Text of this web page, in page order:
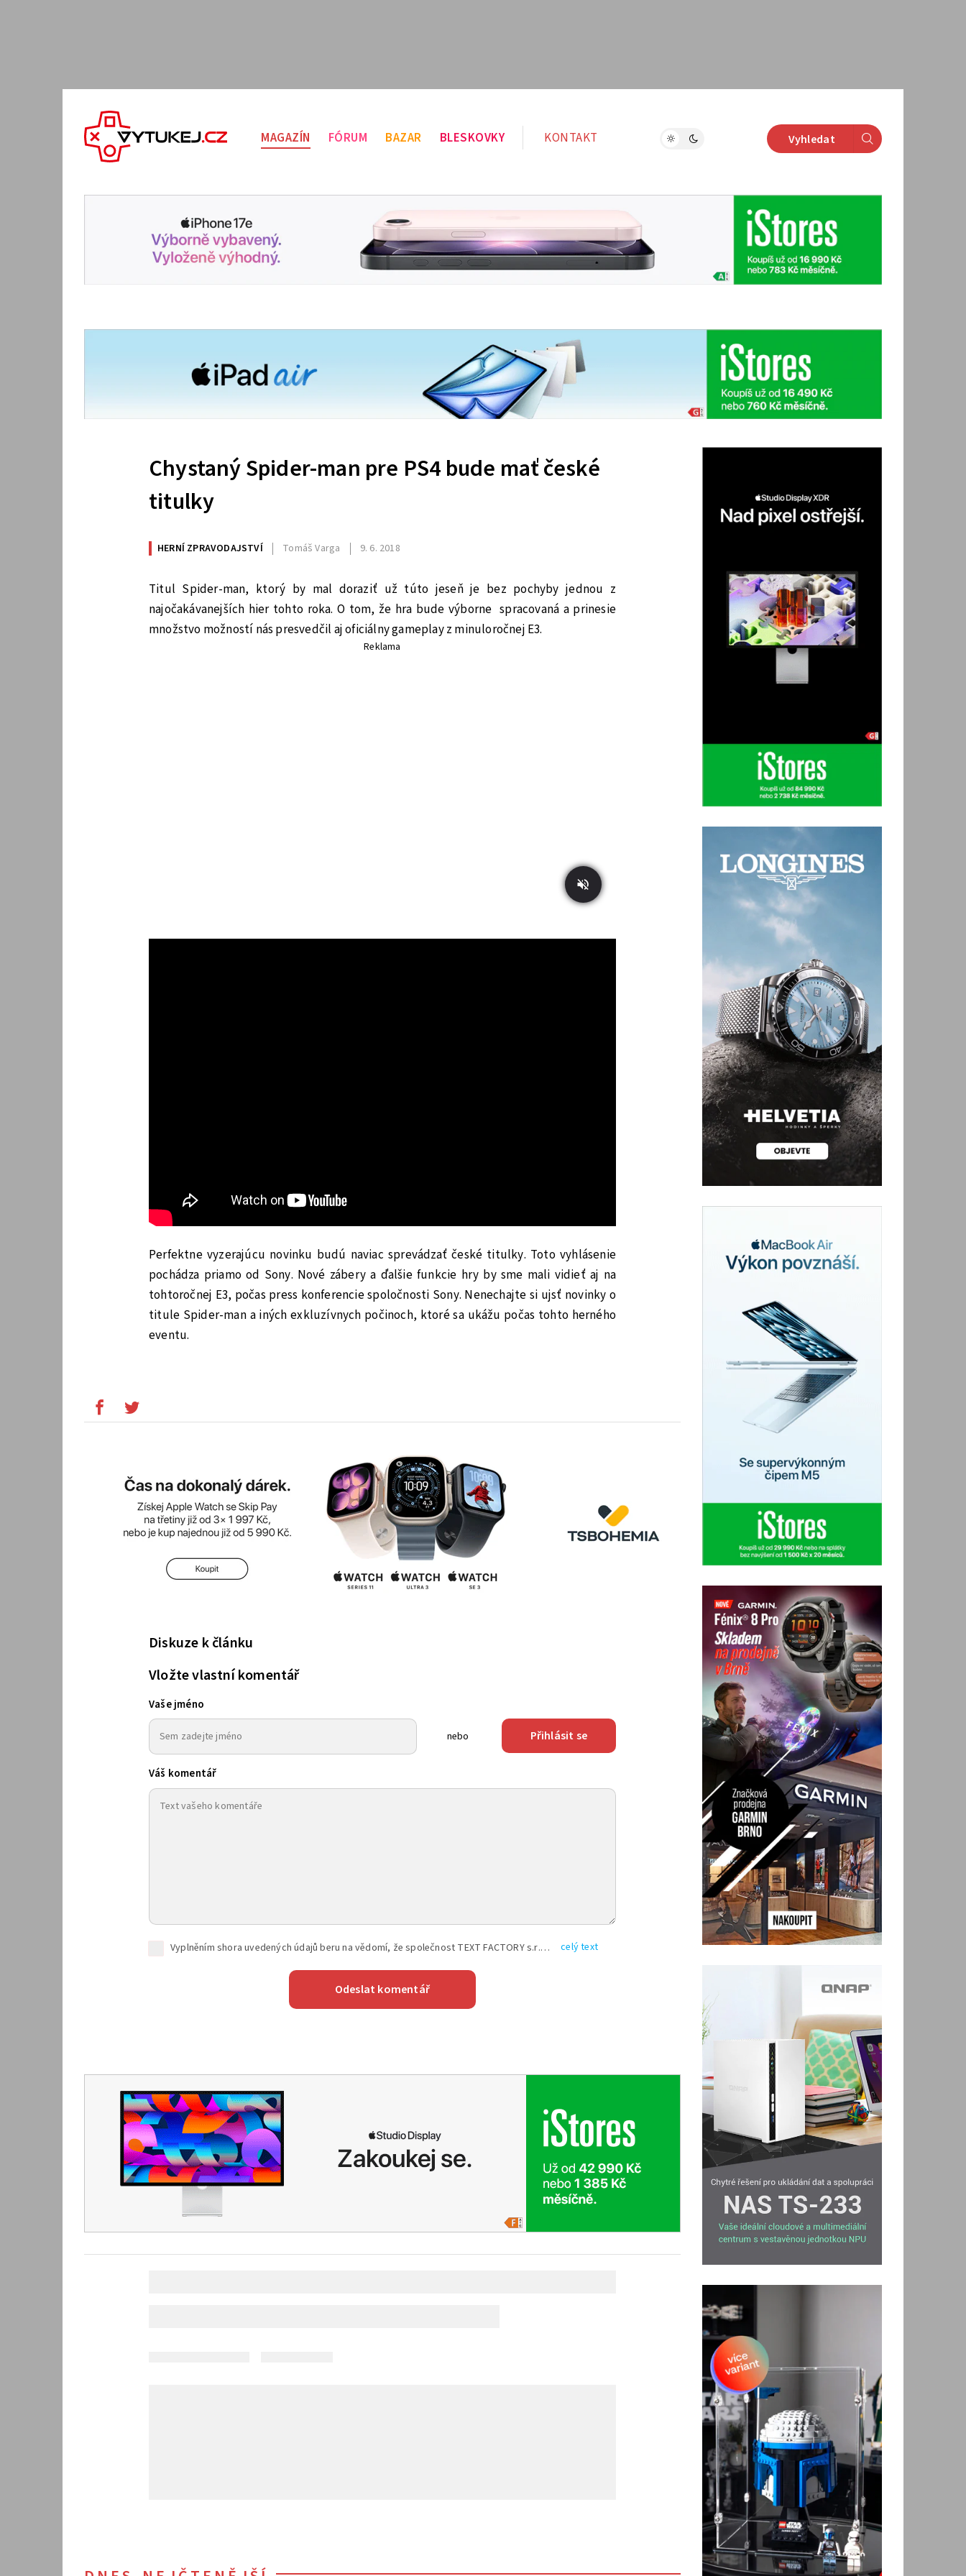
MAGAZÍN FÓRUM BAZAR BLESKOVKY KONTAKT Vyhledat
Chystaný Spider-man pre PS4 bude mať české
titulky
HERNÍ ZPRAVODAJSTVÍ Tomáš Varga 9. 6. 2018
Titul Spider-man, ktorý by mal doraziť už túto jeseň je bez pochyby jednou z
najočakávanejších hier tohto roka. O tom, že hra bude výborne spracovaná a prinesie
množstvo možností nás presvedčil aj oficiálny gameplay z minuloročnej E3.
Reklama
Perfektne vyzerajúcu novinku budú naviac sprevádzať české titulky. Toto vyhlásenie
pochádza priamo od Sony. Nové zábery a ďalšie funkcie hry by sme mali vidieť aj na
tohtoročnej E3, počas press konferencie spoločnosti Sony. Nenechajte si ujsť novinky o
titule Spider-man a iných exkluzívnych počinoch, ktoré sa ukážu počas tohto herného
eventu.
Diskuze k článku
Vložte vlastní komentář
Vaše jméno
nebo Přihlásit se
Váš komentář
Vyplněním shora uvedených údajů beru na vědomí, že společnost TEXT FACTORY s.r.o., sídlem Brno, Durďákova 336/29, Černá Pole, PSČ: 613 00, IČ: 06157831, zapsané u Krajského soudu v Brně, oddíl C, vložka 100399, bude zpracovávat mé osobní údaje uvedené v rámci mnou vyplněného registračního formuláře na základě oprávněných zájmů TEXT FACTORY s.r.o. dle čl. 6 odst. 1 písm. f) GDPR a pro splnění právních povinností (čl. 6 odst. 1 písm. c) GDPR), a to pro tyto účely: nezbytnost zajistit oprávnění návštěvníka webových stránek provozovaných společností TEXT FACTORY s.r.o. přispívat aktivně ke zveřejněným článkům nebo v rámci diskusních fór a výkon práv TEXT FACTORY s.r.o. jako administrátora těchto diskusních fór. Více informací o zpracování osobních údajů a právech lze nalézt v celý text